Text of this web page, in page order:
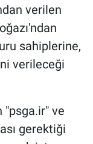
verilen
sahiplerine,
verileceği
"psga.ir" ve
gerektiği